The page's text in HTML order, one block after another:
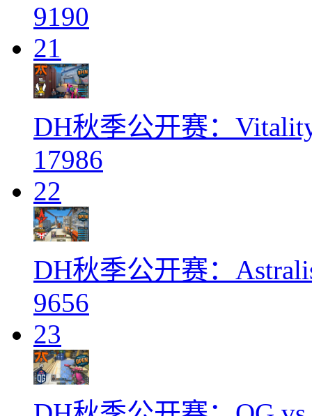
9190
21
DH秋季公开赛：
17986
22
DH秋季公开赛：
9656
23